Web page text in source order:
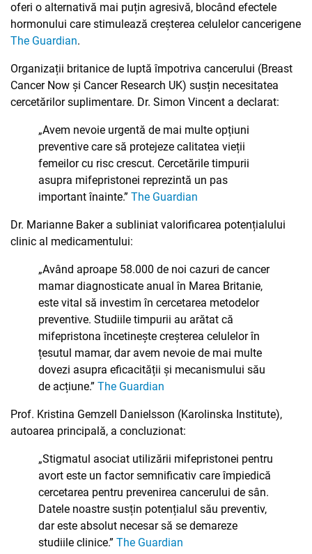
oferi o alternativă mai puțin agresivă, blocând efectele
hormonului care stimulează creșterea celulelor cancerigene
The Guardian.
Organizații britanice de luptă împotriva cancerului (Breast
Cancer Now și Cancer Research UK) susțin necesitatea
cercetărilor suplimentare. Dr. Simon Vincent a declarat:
„Avem nevoie urgentă de mai multe opțiuni
preventive care să protejeze calitatea vieții
femeilor cu risc crescut. Cercetările timpurii
asupra mifepristonei reprezintă un pas
important înainte.” The Guardian
Dr. Marianne Baker a subliniat valorificarea potențialului
clinic al medicamentului:
„Având aproape 58.000 de noi cazuri de cancer
mamar diagnosticate anual în Marea Britanie,
este vital să investim în cercetarea metodelor
preventive. Studiile timpurii au arătat că
mifepristona încetinește creșterea celulelor în
țesutul mamar, dar avem nevoie de mai multe
dovezi asupra eficacității și mecanismului său
de acțiune.” The Guardian
Prof. Kristina Gemzell Danielsson (Karolinska Institute),
autoarea principală, a concluzionat:
„Stigmatul asociat utilizării mifepristonei pentru
avort este un factor semnificativ care împiedică
cercetarea pentru prevenirea cancerului de sân.
Datele noastre susțin potențialul său preventiv,
dar este absolut necesar să se demareze
studiile clinice.” The Guardian